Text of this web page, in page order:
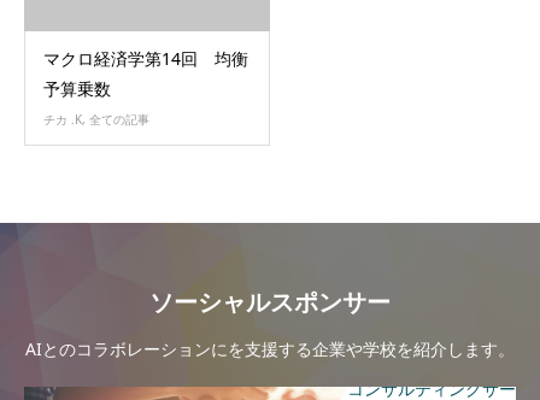
マクロ経済学第14回 均衡
予算乗数
チカ .K, 全ての記事
ソーシャルスポンサー
AIとのコラボレーションにを支援する企業や学校を紹介します。
コンサルティングサー